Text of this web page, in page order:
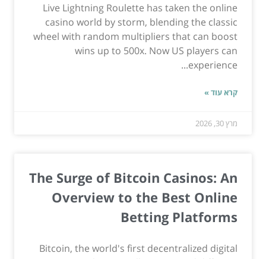
Live Lightning Roulette has taken the online
casino world by storm, blending the classic
wheel with random multipliers that can boost
wins up to 500x. Now US players can
experience...
קרא עוד »
מרץ 30, 2026
The Surge of Bitcoin Casinos: An
Overview to the Best Online
Betting Platforms
Bitcoin, the world's first decentralized digital